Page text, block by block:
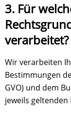
3. Für
verarbeitet?
Wir verarbeiten
Bestimmungen
GVO) und dem
jeweils geltenden